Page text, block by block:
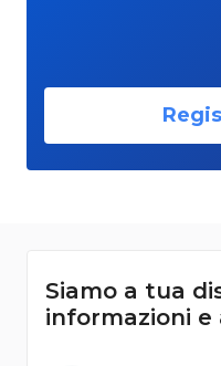
Siamo a tua
informazioni e